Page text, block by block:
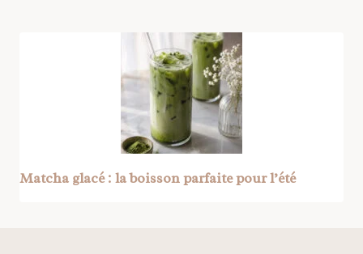
Matcha glacé : la boisson parfaite pour l’été